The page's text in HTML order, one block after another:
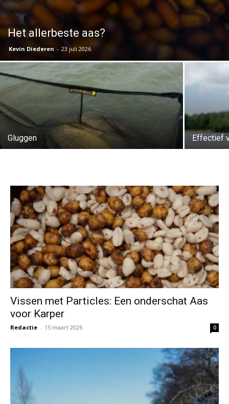
Het allerbeste aas?
Kevin Diederen - 23 juli 2026
Gluggen Effectief
Vissen met Particles: Een onderschat Aas
voor Karper
Redactie - 15 maart 2026 0